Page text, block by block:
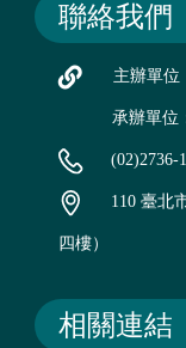
聯絡我們
主辦單位
承辦單位
(02)2736-
110 臺北
四樓）
相關連結